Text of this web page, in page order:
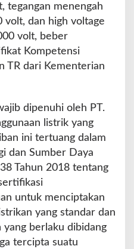
tegangan menengah
volt, dan high voltage
volt, beber
Kompetensi
TR dari Kementerian
dipenuhi oleh PT.
listrik yang
ini tertuang dalam
dan Sumber Daya
Tahun 2018 tentang
untuk menciptakan
yang standar dan
berlaku dibidang
tercipta suatu